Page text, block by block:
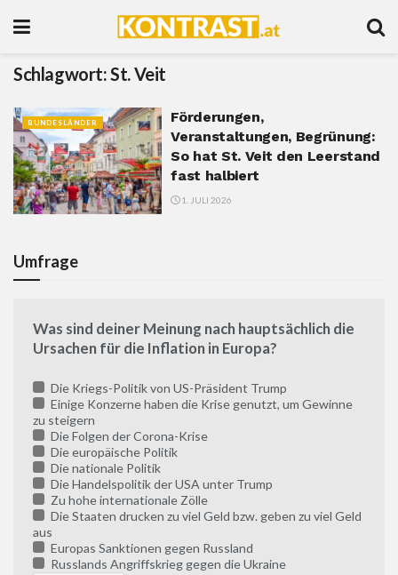
Schlagwort:St. Veit
BUNDESLÄNDER
Förderungen,
Veranstaltungen, Begrünung:
So hat St. Veit den Leerstand
fast halbiert
1. JULI 2026
Umfrage
Was sind deiner Meinung nach hauptsächlich die
Ursachen für die Inflation in Europa?
Die Kriegs-Politik von US-Präsident Trump
Einige Konzerne haben die Krise genutzt, um Gewinne
zu steigern
Die Folgen der Corona-Krise
Die europäische Politik
Die nationale Politik
Die Handelspolitik der USA unter Trump
Zu hohe internationale Zölle
Die Staaten drucken zu viel Geld bzw. geben zu viel Geld
aus
Europas Sanktionen gegen Russland
Russlands Angriffskrieg gegen die Ukraine